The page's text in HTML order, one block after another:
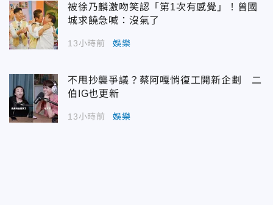
被徐乃麟激吻笑認「第1次有感覺」！曾國
城求饒急喊：沒氣了
13小時前 娛樂
不甩抄襲爭議？蔡阿嘎悄復工開新企劃 二
伯IG也更新
13小時前 娛樂